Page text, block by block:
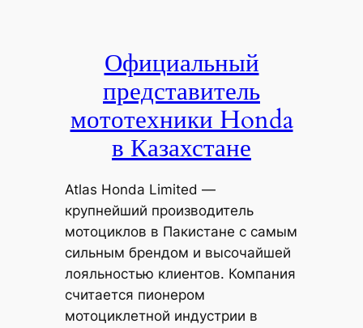
Официальный
представитель
мототехники Honda
в Казахстане
Atlas Honda Limited —
крупнейший производитель
мотоциклов в Пакистане с самым
сильным брендом и высочайшей
лояльностью клиентов. Компания
считается пионером
мотоциклетной индустрии в